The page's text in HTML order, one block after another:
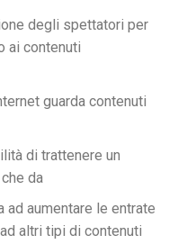
degli spettatori per
ai contenuti
guarda contenuti
di trattenere un
da
ad aumentare le entrate
altri tipi di contenuti